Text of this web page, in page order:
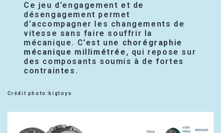
Ce jeu d’engagement et de
désengagement permet
d’accompagner les changements de
vitesse sans faire souffrir la
mécanique. C’est une chorégraphie
mécanique millimétrée , qui repose sur
des composants soumis à de fortes
contraintes.
Crédit photo:bigtoys